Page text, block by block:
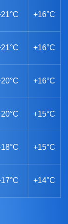
+16°C
+16°C
+16°C
+15°C
+15°C
+14°C